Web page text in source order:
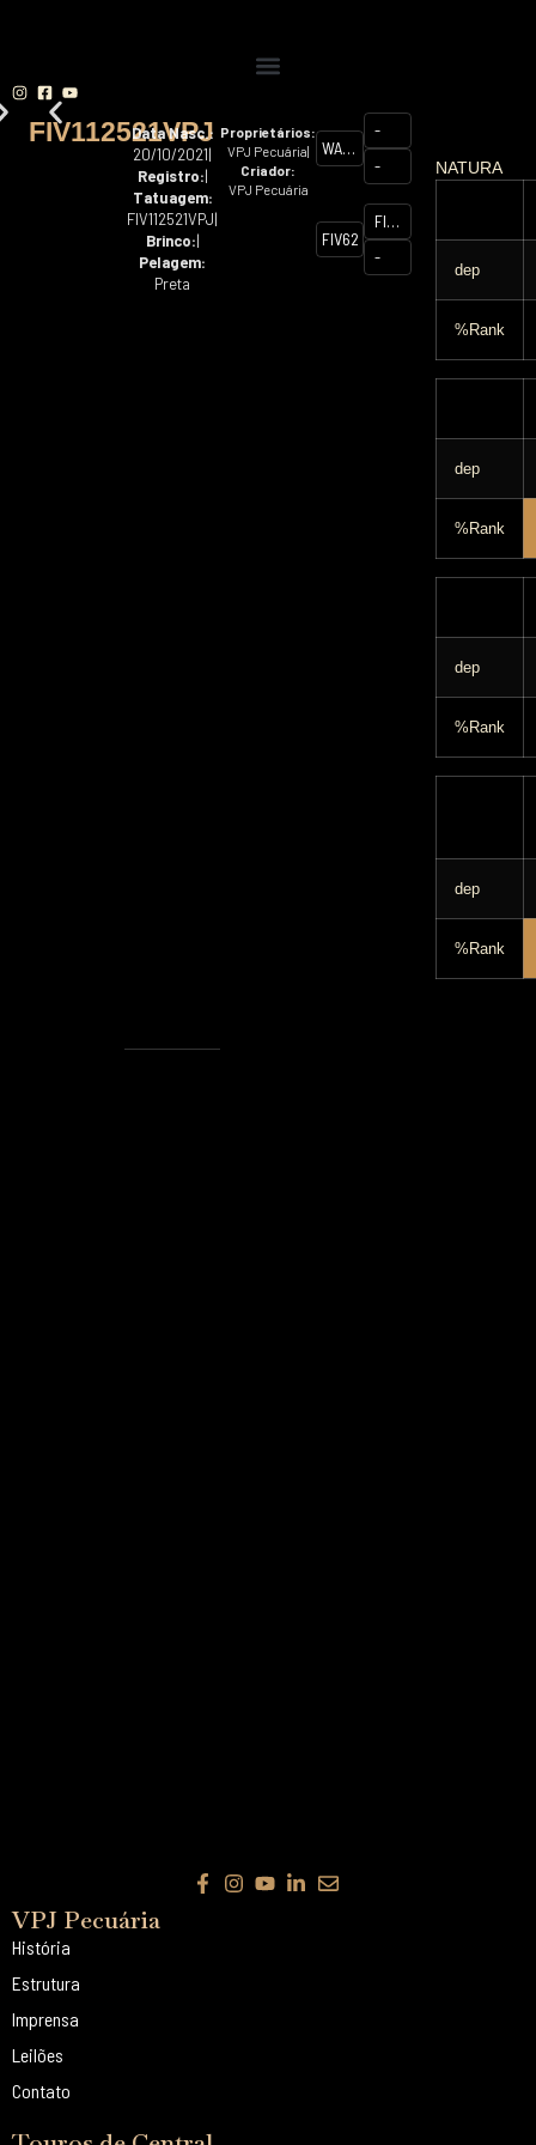
FIV112521VPJ
Data Nasc.:
20/10/2021|
Registro:|
Tatuagem:
FIV112521VPJ|
Brinco:|
Pelagem:
Preta
Proprietários:
VPJ Pecuária|
Criador:
VPJ Pecuária
NATURA
dep
%Rank
dep
%Rank
dep
%Rank
dep
%Rank
WAT
LEAD
33P6
-
-
FIV62419VPJ
FINAL
CUT
-
VPJ Pecuária
História
Estrutura
Imprensa
Leilões
Contato